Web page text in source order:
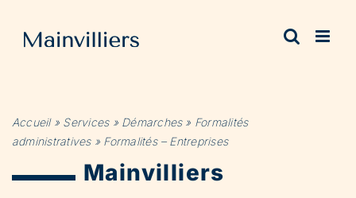
contenu
Accueil» Services» Démarches» Formalités
administratives» Formalités – Entreprises
Mainvilliers